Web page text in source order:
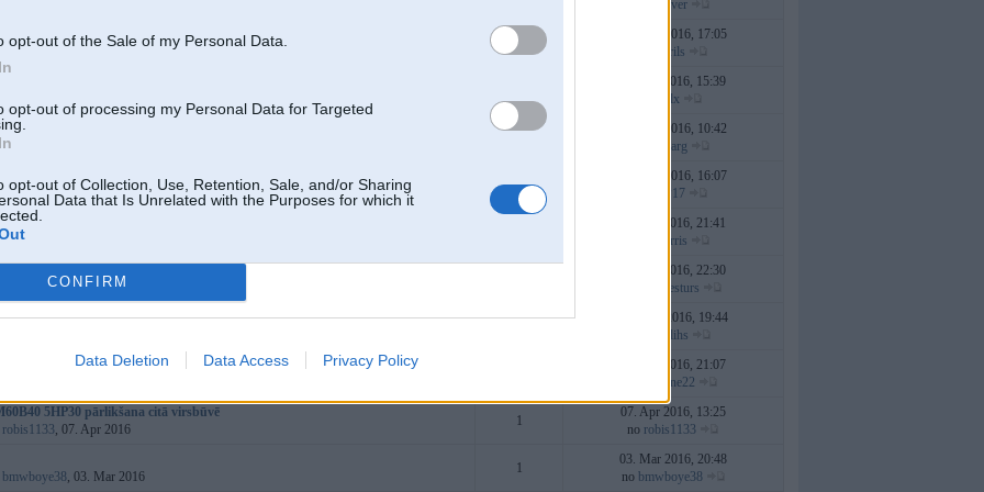
opt-out of the Sale of my Personal Data.
opt-out of processing my Personal Data for Targeted
opt-out of Collection, Use, Retention, Sale, and/or Sharing
Data that Is Unrelated with the Purposes for which it
CONFIRM
Data Deletion Data Access Privacy Policy
Driver
ritošas daļas diagnostika
dmitriy_b
5
19. Dec 2016, 17:05
kurils
02. Oct 2016, 15:39
lolx
lampiņa un izsaukuma zīme!
bmwp0w
13. Aug 2016, 10:42
devarg
robis444, 06. Aug 2016
2
06. Aug 2016, 16:07
CP17
karba
dmitrijs39
09. Jun 2016, 21:41
morris
MrViesturs, 30. May 2016
02. Jun 2016, 22:30
MrViesturs
kārba
04. May 2016, 19:44
Ridlihs
spidometrs
25. Apr 2016, 21:07
capone22
5HP30 pārlikšana citā virsbūvē
robis1133, 07. Apr 2016
1
07. Apr 2016, 13:25
no robis1133
bmwboye38, 03. Mar 2016
1
03. Mar 2016, 20:48
no bmwboye38